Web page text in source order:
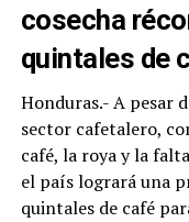
cosecha
quintales de
Honduras.- A pesar
sector cafetalero,
café, la roya y la
el país logrará una
quintales de café